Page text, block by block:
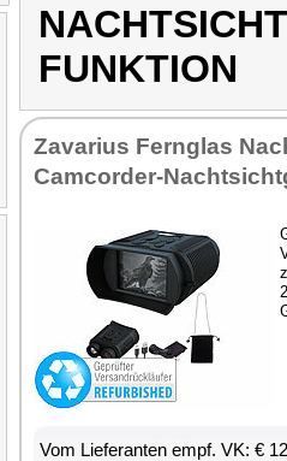
FUNKTION
Zavarius Fernglas
Camcorder-
Vom Lieferanten empf. VK: €